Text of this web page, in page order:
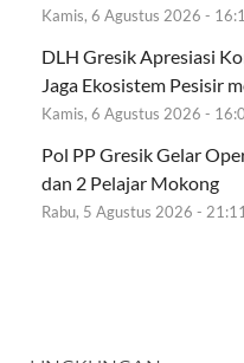
Kamis, 6 Agustus 2026 -
DLH Gresik Apresiasi
Jaga Ekosistem Pesisir
Kamis, 6 Agustus 2026 -
Pol PP Gresik Gelar
dan 2 Pelajar Mokong
Rabu, 5 Agustus 2026 -